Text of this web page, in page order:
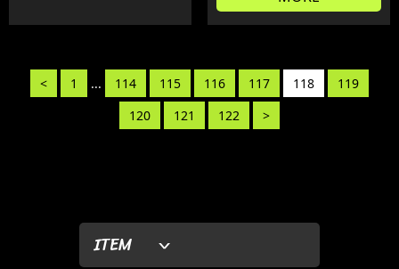
ITEM
< 1 ... 114 115 116 117 118
119
120
121 122 >